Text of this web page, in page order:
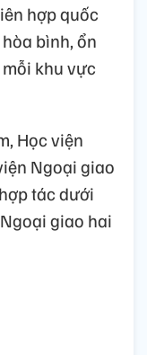
hợp quốc
bình, ổn
khu vực
Học viện
Ngoại giao
tác dưới
giao hai